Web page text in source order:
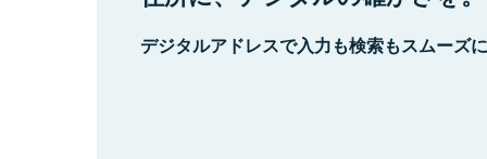
デジタルアドレスで入力も検索もスムーズ